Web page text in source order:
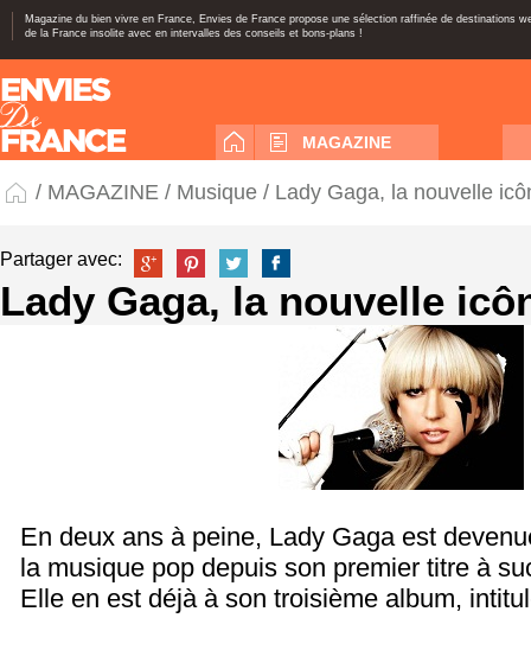
Magazine du bien vivre en France, Envies de France propose une sélection raffinée de destinations
de la France insolite avec en intervalles des conseils et bons-plans !
MAGAZINE
/ MAGAZINE / Musique / Lady Gaga, la nouvelle
Partager avec:
Lady Gaga, la nouvelle
En deux ans à peine, Lady Gaga est
la musique pop depuis son premier titre à
Elle en est déjà à son troisième album,